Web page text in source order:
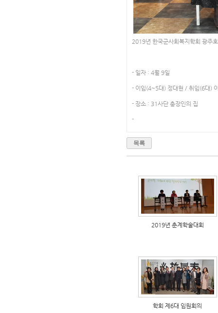
2019년 한국군사회복지학회 광주
- 일자 : 4월 9일
- 이임(4~5대) 정대현 / 취임(6대)
- 장소 : 31사단 충장인의 집
-
목록
2019년 춘계학술대회
학회 제6대 임원회의